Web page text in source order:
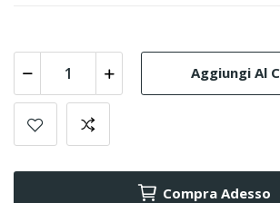
Aggiungi Al
Compra Adesso